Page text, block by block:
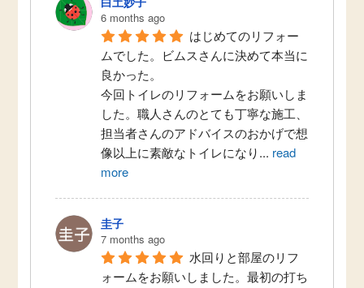
6 months ago
はじめてのリフォー
ムでした。ビムスさんに決めて本当に
良かった。
今回トイレのリフォームをお願いしま
した。職人さんのとても丁寧な施工、
担当者さんのアドバイスのおかげで想
像以上に素敵なトイレになり... read
more
圭子
7 months ago
水回りと部屋のリフ
ォームをお願いしました。最初の打ち